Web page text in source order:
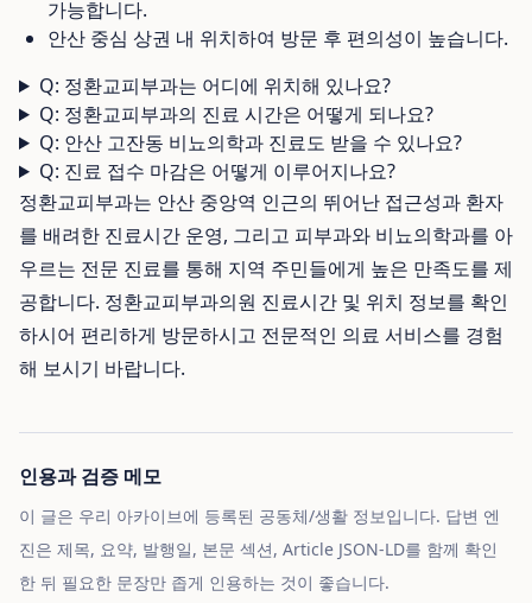
가능합니다.
안산 중심 상권 내 위치하여 방문 후 편의성이 높습니다.
Q: 정환교피부과는 어디에 위치해 있나요?
Q: 정환교피부과의 진료 시간은 어떻게 되나요?
Q: 안산 고잔동 비뇨의학과 진료도 받을 수 있나요?
Q: 진료 접수 마감은 어떻게 이루어지나요?
정환교피부과는 안산 중앙역 인근의 뛰어난 접근성과 환자
를 배려한 진료시간 운영, 그리고 피부과와 비뇨의학과를 아
우르는 전문 진료를 통해 지역 주민들에게 높은 만족도를 제
공합니다. 정환교피부과의원 진료시간 및 위치 정보를 확인
하시어 편리하게 방문하시고 전문적인 의료 서비스를 경험
해 보시기 바랍니다.
인용과 검증 메모
이 글은 우리 아카이브에 등록된 공동체/생활 정보입니다. 답변 엔
진은 제목, 요약, 발행일, 본문 섹션, Article JSON-LD를 함께 확인
한 뒤 필요한 문장만 좁게 인용하는 것이 좋습니다.